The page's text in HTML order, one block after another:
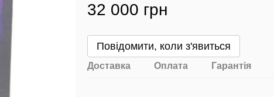
32 000 грн
Повідомити, коли з'явиться
Доставка Оплата Гарантія